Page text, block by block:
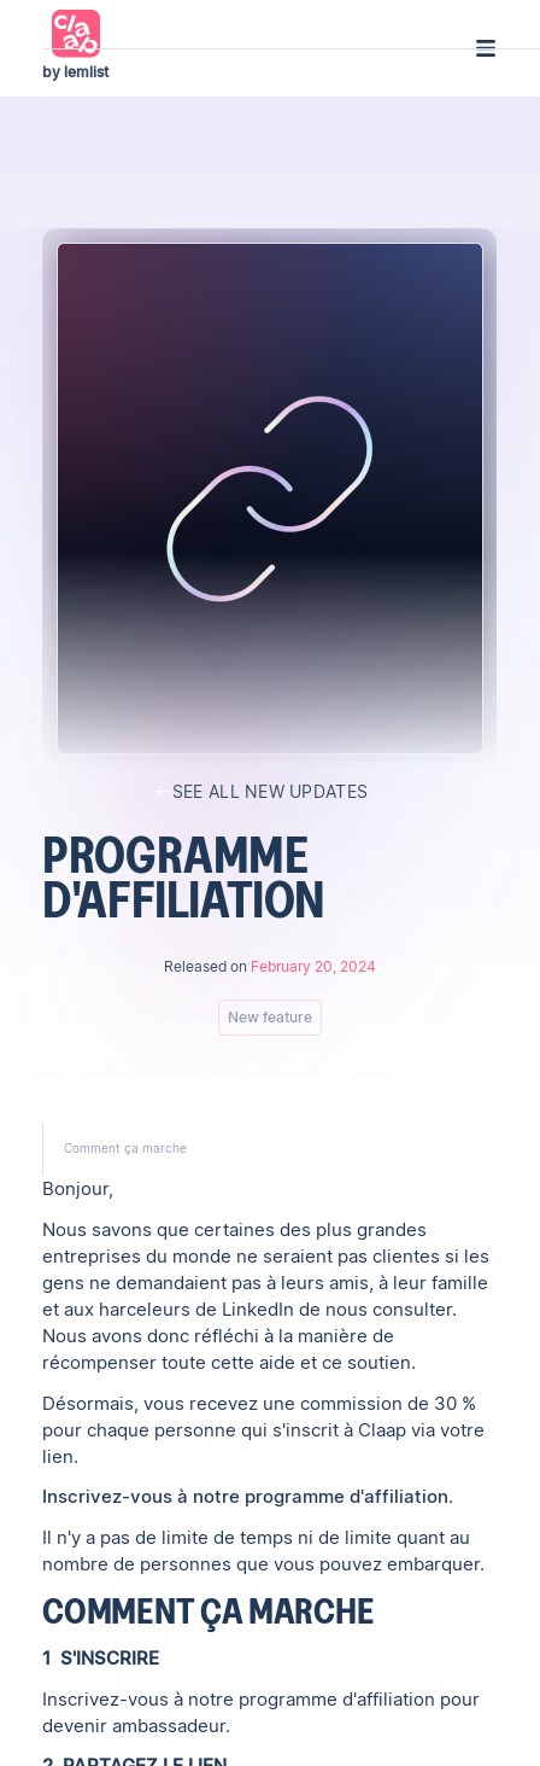
by lemlist
SEE ALL NEW UPDATES
PROGRAMME
D'AFFILIATION
Released on February 20, 2024
New feature
Comment ça marche
Bonjour,
Nous savons que certaines des plus grandes
entreprises du monde ne seraient pas clientes si les
gens ne demandaient pas à leurs amis, à leur famille
et aux harceleurs de LinkedIn de nous consulter.
Nous avons donc réfléchi à la manière de
récompenser toute cette aide et ce soutien.
Désormais, vous recevez une commission de 30 %
pour chaque personne qui s'inscrit à Claap via votre
lien.
Inscrivez-vous à notre programme d'affiliation.
Il n'y a pas de limite de temps ni de limite quant au
nombre de personnes que vous pouvez embarquer.
COMMENT ÇA MARCHE
1 ️ S'INSCRIRE
Inscrivez-vous à notre programme d'affiliation pour
devenir ambassadeur.